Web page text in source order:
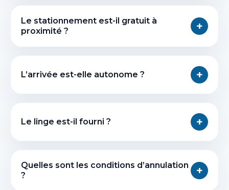
Le stationnement est-il gratuit à
proximité ?
+
L’arrivée est-elle autonome ? +
Le linge est-il fourni ? +
Quelles sont les conditions d’annulation
?
+